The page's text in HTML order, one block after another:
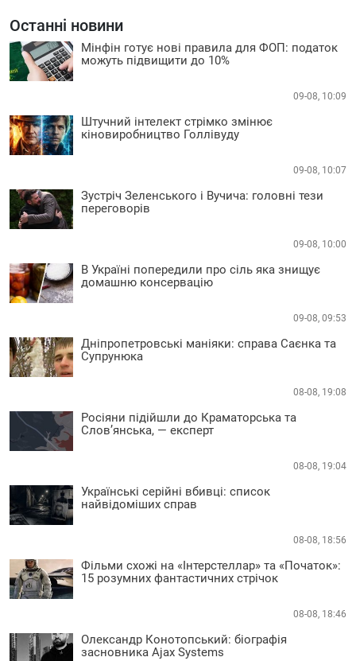
Останні новини
Мінфін готує нові правила для ФОП: податок
можуть підвищити до 10%
09-08, 10:09
Штучний інтелект стрімко змінює
кіновиробництво Голлівуду
09-08, 10:07
Зустріч Зеленського і Вучича: головні тези
переговорів
09-08, 10:00
В Україні попередили про сіль яка знищує
домашню консервацію
09-08, 09:53
Дніпропетровські маніяки: справа Саєнка та
Супрунюка
08-08, 19:08
Росіяни підійшли до Краматорська та
Слов’янська, — експерт
08-08, 19:04
Українські серійні вбивці: список
найвідоміших справ
08-08, 18:56
Фільми схожі на «Інтерстеллар» та «Початок»:
15 розумних фантастичних стрічок
08-08, 18:46
Олександр Конотопський: біографія
засновника Ajax Systems